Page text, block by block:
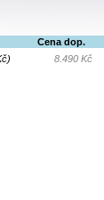
Cena dop.
8.490 Kč